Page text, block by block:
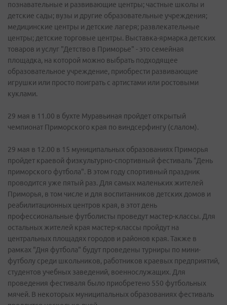
познавательные и развивающие центры; частные школы и
детские сады; вузы и другие образовательные учреждения;
медицинские центры и детские лагеря; развлекательные
центры; детские торговые центры. Выставка-ярмарка детских
товаров и услуг "Детство в Приморье" - это семейная
площадка, на которой можно выбрать подходящее
образовательное учреждение, приобрести развивающие
игрушки или просто поиграть с артистами или ростовыми
куклами.
29 мая в 11.00 в бухте Муравьиная пройдет открытый
чемпионат Приморского края по виндсерфингу (слалом).
29 мая в 12.00 в 15 муниципальных образованиях Приморья
пройдет краевой физкультурно-спортивный фестиваль "День
приморского футбола". В этом году спортивный праздник
проводится уже пятый раз. Для самых маленьких жителей
Приморья, в том числе и для воспитанников детских домов и
реабилитационных центров края, в этот день
профессиональные футболисты проведут мастер-классы. Для
остальных жителей края мастер-классы пройдут на
центральных площадях городов и районов края. Также в
рамках "Дня футбола" будут проведены турниры по мини-
футболу среди школьников, работников краевых предприятий,
студентов учебных заведений, военнослужащих. Для
проведения фестиваля было приобретено 550 футбольных
мячей. В некоторых муниципальных образованиях фестиваль